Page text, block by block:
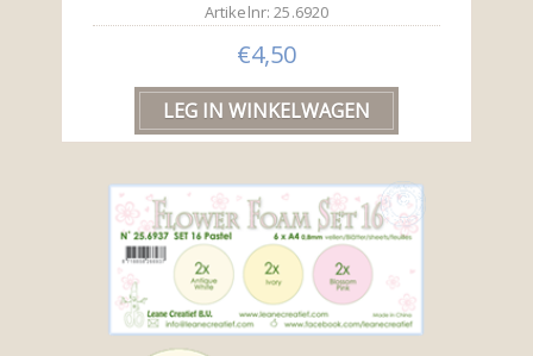
Artikelnr: 25.6920
€4,50